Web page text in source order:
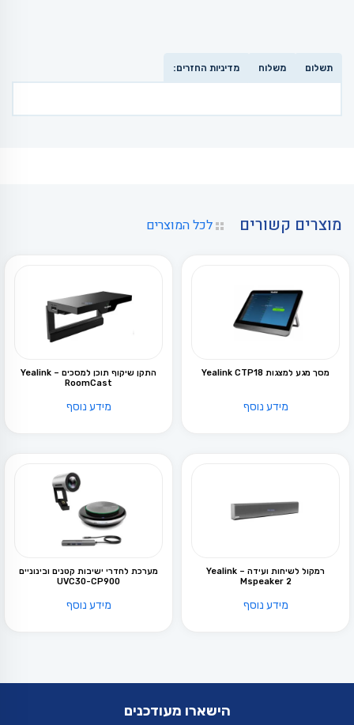
תשלום משלוח מדיניות החזרים:
מוצרים קשורים לכל המוצרים
מסך מגע למצגות Yealink CTP18
מידע נוסף
התקן שיקוף תוכן למסכים – Yealink
RoomCast
מידע נוסף
רמקול לשיחות ועידה – Yealink
Mspeaker 2
מידע נוסף
מערכת לחדרי ישיבות קטנים ובינוניים
UVC30-CP900
מידע נוסף
הישארו מעודכנים